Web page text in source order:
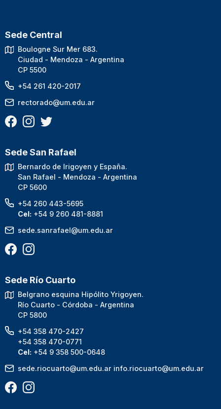
Sede Central
Boulogne Sur Mer 683.
Ciudad - Mendoza - Argentina
CP 5500
+54 261 420-2017
rectorado@um.edu.ar
Sede San Rafael
Bernardo de Irigoyen y España.
San Rafael - Mendoza - Argentina
CP 5600
+54 260 443-5695
Cel: +54 9 260 481-8881
sede.sanrafael@um.edu.ar
Sede Río Cuarto
Belgrano esquina Hipólito Yrigoyen.
Río Cuarto - Córdoba - Argentina
CP 5800
+54 358 470-2427
+54 358 470-0771
Cel: +54 9 358 500-0648
sede.riocuarto@um.edu.ar info.riocuarto@um.edu.ar